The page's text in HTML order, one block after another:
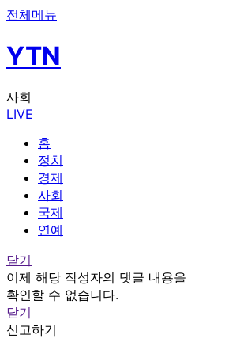
전체메뉴
YTN
사회
LIVE
홈
정치
경제
사회
국제
연예
닫기
이제 해당 작성자의 댓글 내용을
확인할 수 없습니다.
닫기
신고하기